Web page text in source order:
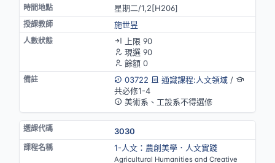
星期二/1,2[H206]
施世昱
上限 90
現選 90
餘額 0
03722
通識課程:人文領域/
共必修1-4
美術系、工設系不得選修
3030
1-人文：農創美學．人文實踐
Agricultural Humanities and Creative